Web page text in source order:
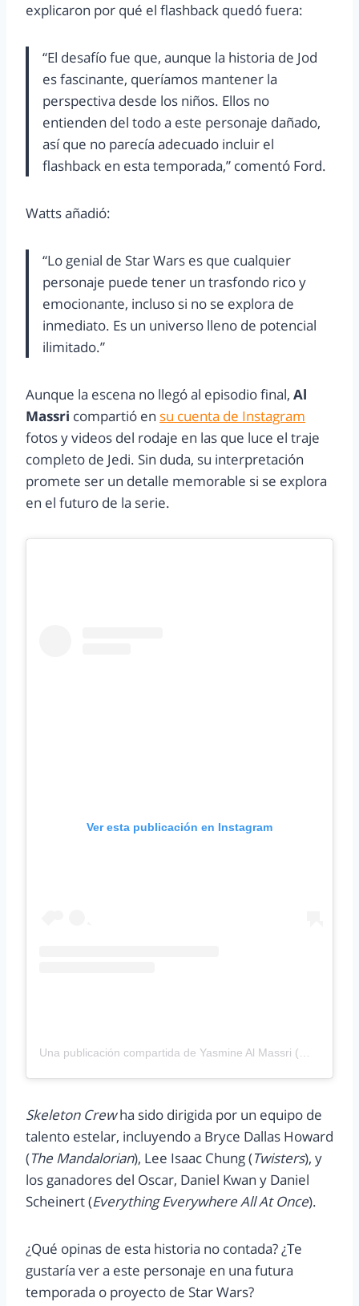
explicaron por qué el flashback quedó fuera:
“El desafío fue que, aunque la historia de Jod
es fascinante, queríamos mantener la
perspectiva desde los niños. Ellos no
entienden del todo a este personaje dañado,
así que no parecía adecuado incluir el
flashback en esta temporada,” comentó Ford.
Watts añadió:
“Lo genial de Star Wars es que cualquier
personaje puede tener un trasfondo rico y
emocionante, incluso si no se explora de
inmediato. Es un universo lleno de potencial
ilimitado.”
Aunque la escena no llegó al episodio final, Al
Massri compartió en su cuenta de Instagram
fotos y videos del rodaje en las que luce el traje
completo de Jedi. Sin duda, su interpretación
promete ser un detalle memorable si se explora
en el futuro de la serie.
Ver esta publicación en Instagram
Skeleton Crewha sido dirigida por un equipo de
talento estelar, incluyendo a Bryce Dallas Howard
(The Mandalorian), Lee Isaac Chung (Twisters), y
los ganadores del Oscar, Daniel Kwan y Daniel
Scheinert (Everything Everywhere All At Once).
¿Qué opinas de esta historia no contada? ¿Te
gustaría ver a este personaje en una futura
temporada o proyecto de Star Wars?